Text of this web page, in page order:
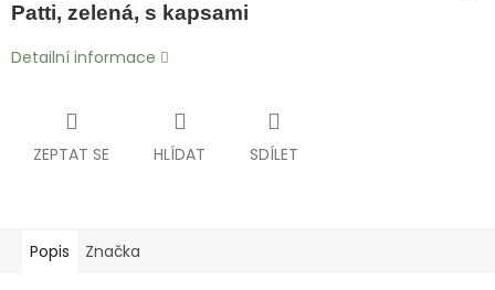
Patti, zelená, s kapsami
Detailní informace
ZEPTAT SE HLÍDAT SDÍLET
Popis Značka